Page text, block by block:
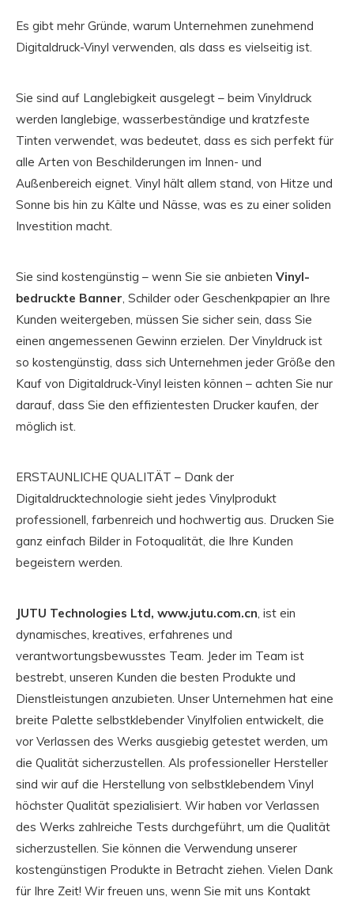
Es gibt mehr Gründe, warum Unternehmen zunehmend
Digitaldruck-Vinyl verwenden, als dass es vielseitig ist.
Sie sind auf Langlebigkeit ausgelegt – beim Vinyldruck
werden langlebige, wasserbeständige und kratzfeste
Tinten verwendet, was bedeutet, dass es sich perfekt für
alle Arten von Beschilderungen im Innen- und
Außenbereich eignet. Vinyl hält allem stand, von Hitze und
Sonne bis hin zu Kälte und Nässe, was es zu einer soliden
Investition macht.
Sie sind kostengünstig – wenn Sie sie anbieten Vinyl-
bedruckte Banner, Schilder oder Geschenkpapier an Ihre
Kunden weitergeben, müssen Sie sicher sein, dass Sie
einen angemessenen Gewinn erzielen. Der Vinyldruck ist
so kostengünstig, dass sich Unternehmen jeder Größe den
Kauf von Digitaldruck-Vinyl leisten können – achten Sie nur
darauf, dass Sie den effizientesten Drucker kaufen, der
möglich ist.
ERSTAUNLICHE QUALITÄT – Dank der
Digitaldrucktechnologie sieht jedes Vinylprodukt
professionell, farbenreich und hochwertig aus. Drucken Sie
ganz einfach Bilder in Fotoqualität, die Ihre Kunden
begeistern werden.
JUTU Technologies Ltd, www.jutu.com.cn, ist ein
dynamisches, kreatives, erfahrenes und
verantwortungsbewusstes Team. Jeder im Team ist
bestrebt, unseren Kunden die besten Produkte und
Dienstleistungen anzubieten. Unser Unternehmen hat eine
breite Palette selbstklebender Vinylfolien entwickelt, die
vor Verlassen des Werks ausgiebig getestet werden, um
die Qualität sicherzustellen. Als professioneller Hersteller
sind wir auf die Herstellung von selbstklebendem Vinyl
höchster Qualität spezialisiert. Wir haben vor Verlassen
des Werks zahlreiche Tests durchgeführt, um die Qualität
sicherzustellen. Sie können die Verwendung unserer
kostengünstigen Produkte in Betracht ziehen. Vielen Dank
für Ihre Zeit! Wir freuen uns, wenn Sie mit uns Kontakt